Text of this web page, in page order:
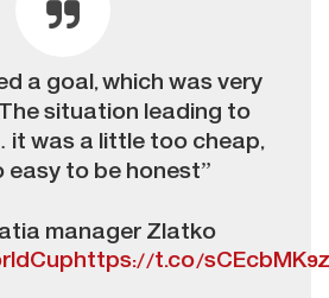
a goal, which was very
situation leading to
was a little too cheap,
easy to be honest”
manager Zlatko
https://t.co/